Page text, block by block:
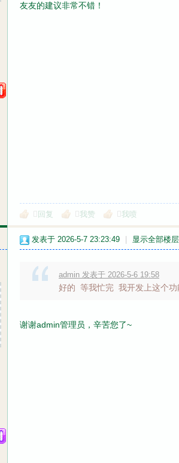
友友的建议非常不错！
回复 我赞 我喷
发表于 2026-5-7 23:23:49 显示全部楼层
admin 发表于 2026-5-6 19:58
好的 等我忙完 我开发上这个功
谢谢admin管理员，辛苦您了~